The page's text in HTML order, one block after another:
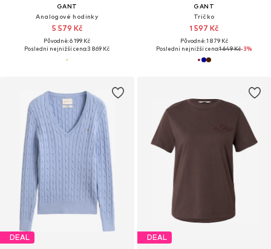
GANT
Analogové hodinky
5 579 Kč
Původně: 6 199 Kč
Poslední nejnižší cena:3 869 Kč
GANT
Tričko
1 597 Kč
Původně: 1 879 Kč
Poslední nejnižší cena:1 649 Kč-3%
DEAL DEAL